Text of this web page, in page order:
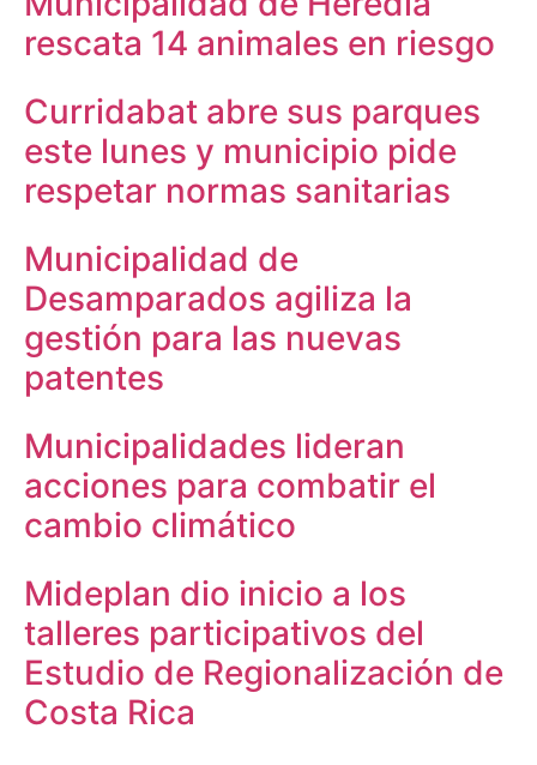
rescata 14 animales en riesgo
Curridabat abre sus parques
este lunes y municipio pide
respetar normas sanitarias
Municipalidad de
Desamparados agiliza la
gestión para las nuevas
patentes
Municipalidades lideran
acciones para combatir el
cambio climático
Mideplan dio inicio a los
talleres participativos del
Estudio de Regionalización de
Costa Rica